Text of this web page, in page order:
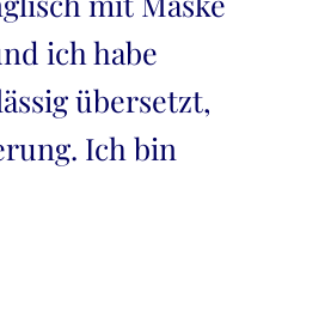
ich habe
übersetzt,
Ich bin